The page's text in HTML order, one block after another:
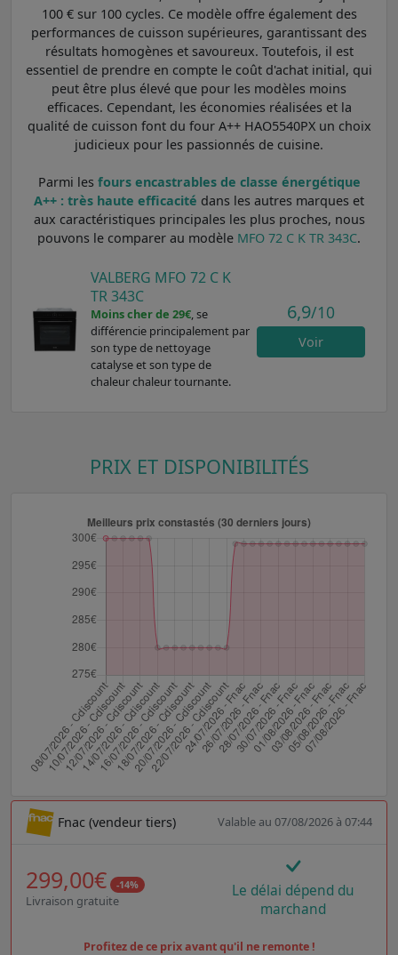
100 € sur 100 cycles. Ce modèle offre également des
performances de cuisson supérieures, garantissant des
résultats homogènes et savoureux. Toutefois, il est
essentiel de prendre en compte le coût d'achat initial, qui
peut être plus élevé que pour les modèles moins
efficaces. Cependant, les économies réalisées et la
qualité de cuisson font du four A++ HAO5540PX un choix
judicieux pour les passionnés de cuisine.
Parmi les fours encastrables de classe énergétique
A++ : très haute efficacité dans les autres marques et
aux caractéristiques principales les plus proches, nous
pouvons le comparer au modèle MFO 72 C K TR 343C.
VALBERG MFO 72 C K
TR 343C
Moins cher de 29€, se
différencie principalement par
son type de nettoyage
catalyse et son type de
chaleur chaleur tournante.
6,9/10
Voir
PRIX ET DISPONIBILITÉS
Fnac (vendeur tiers) Valable au 07/08/2026 à 07:44
299,00€ -14%
Livraison gratuite
Le délai dépend du
marchand
Profitez de ce prix avant qu'il ne remonte !